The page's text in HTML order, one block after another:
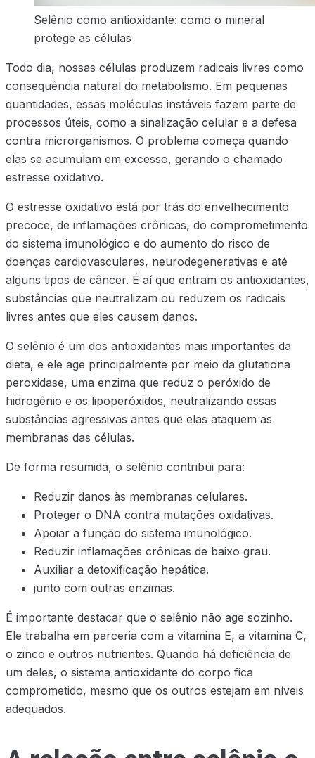
Selênio como antioxidante: como o mineral
protege as células
Todo dia, nossas células produzem radicais livres como
consequência natural do metabolismo. Em pequenas
quantidades, essas moléculas instáveis fazem parte de
processos úteis, como a sinalização celular e a defesa
contra microrganismos. O problema começa quando
elas se acumulam em excesso, gerando o chamado
estresse oxidativo.
O estresse oxidativo está por trás do envelhecimento
precoce, de inflamações crônicas, do comprometimento
do sistema imunológico e do aumento do risco de
doenças cardiovasculares, neurodegenerativas e até
alguns tipos de câncer. É aí que entram os antioxidantes,
substâncias que neutralizam ou reduzem os radicais
livres antes que eles causem danos.
O selênio é um dos antioxidantes mais importantes da
dieta, e ele age principalmente por meio da glutationa
peroxidase, uma enzima que reduz o peróxido de
hidrogênio e os lipoperóxidos, neutralizando essas
substâncias agressivas antes que elas ataquem as
membranas das células.
De forma resumida, o selênio contribui para:
Reduzir danos às membranas celulares.
Proteger o DNA contra mutações oxidativas.
Apoiar a função do sistema imunológico.
Reduzir inflamações crônicas de baixo grau.
Auxiliar a detoxificação hepática.
junto com outras enzimas.
É importante destacar que o selênio não age sozinho.
Ele trabalha em parceria com a vitamina E, a vitamina C,
o zinco e outros nutrientes. Quando há deficiência de
um deles, o sistema antioxidante do corpo fica
comprometido, mesmo que os outros estejam em níveis
adequados.